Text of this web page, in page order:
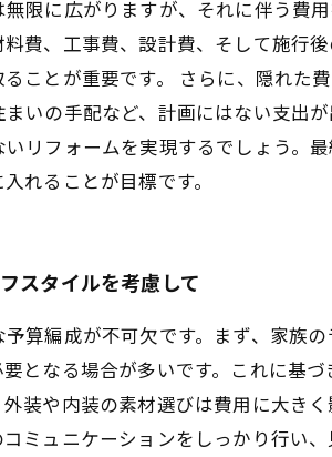
限に広がりますが、それに伴う費
費、工事費、設計費、そして施行
ことが重要です。 さらに、隠れた
いの手配など、計画にはない支出
リフォームを実現するでしょう。
れることが目標です。
スタイルを考慮して
算編成が不可欠です。まず、家族
となる場合が多いです。これに基
装や内装の素材選びは費用に大き
ミュニケーションをしっかり行い